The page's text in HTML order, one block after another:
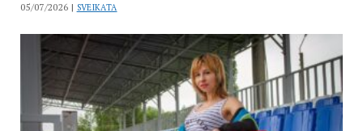
05/07/2026 | SVEIKATA